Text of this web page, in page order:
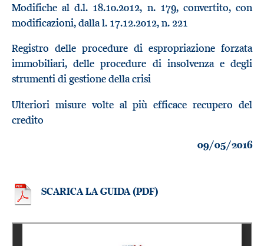
Modifiche al d.l. 18.10.2012, n. 179, convertito, con
modificazioni, dalla l. 17.12.2012, n. 221
Registro delle procedure di espropriazione forzata
immobiliari, delle procedure di insolvenza e degli
strumenti di gestione della crisi
Ulteriori misure volte al più efficace recupero del
credito
09/05/2016
SCARICA LA GUIDA (PDF)